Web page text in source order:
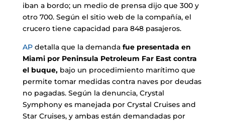
iban a bordo; un medio de prensa dijo que 300 y
otro 700. Según el sitio web de la compañía, el
crucero tiene capacidad para 848 pasajeros.
APdetalla que la demandafue presentada en
Miami por Peninsula Petroleum Far East contra
el buque,bajo un procedimiento marítimo que
permite tomar medidas contra naves por deudas
no pagadas. Según la denuncia, Crystal
Symphony es manejada por Crystal Cruises and
Star Cruises, y ambas están demandadas por